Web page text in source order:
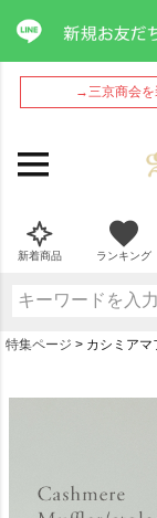
→三京商会を
新着商品 ランキング
特集ページ カシミアマ